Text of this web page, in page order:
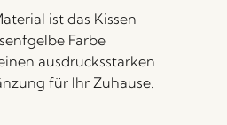
ist das Kissen
Farbe
ausdrucksstarken
für Ihr Zuhause.